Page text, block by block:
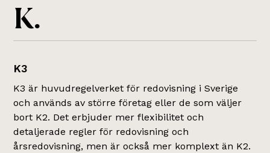
K.
K3
K3 är huvudregelverket för redovisning i Sverige
och används av större företag eller de som väljer
bort K2. Det erbjuder mer flexibilitet och
detaljerade regler för redovisning och
årsredovisning, men är också mer komplext än K2.